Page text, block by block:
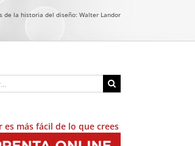
de la historia del diseño: Walter Landor
es más fácil de lo que crees